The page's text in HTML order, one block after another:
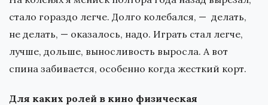
стало гораздо легче. Долго колебался, — делать,
не делать, — оказалось, надо. Играть стал легче,
лучше, дольше, выносливость выросла. А вот
спина забивается, особенно когда жесткий корт.
Для каких ролей в кино физическая